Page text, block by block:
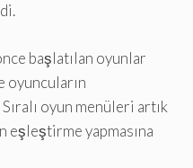
başlatılan oyunlar
oyuncuların
Sıralı oyun menüleri artık
eşleştirme yapmasına